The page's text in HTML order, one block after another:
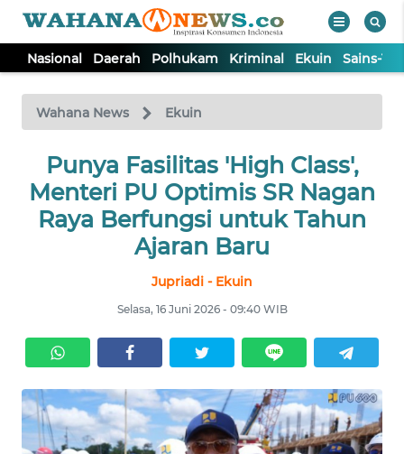
Nasional Daerah Polhukam Kriminal Ekuin Sains-
Wahana News Ekuin
Punya Fasilitas 'High Class',
Menteri PU Optimis SR Nagan
Raya Berfungsi untuk Tahun
Ajaran Baru
Jupriadi - Ekuin
Selasa, 16 Juni 2026 - 09:40 WIB
TV
Tutup
NASIONAL
DAERAH
EKUIN
SAINS-TEKNO